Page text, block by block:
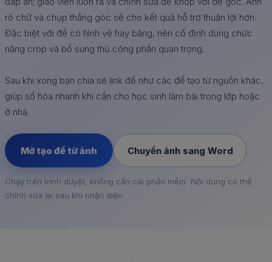
rõ chữ và chụp thẳng góc sẽ cho kết quả hỗ trợ thuận lợi hơn.
Đặc biệt với đề có hình vẽ hay bảng, nên cố định dùng chức
năng crop và bổ sung thủ công phần quan trọng.
Sau khi xong bạn chia sẻ link đề như các đề tạo từ nguồn khác,
giúp số hóa nhanh khi cần cho học sinh làm bài trong lớp hoặc
ở nhà.
Mở tạo đề từ ảnh Chuyển ảnh sang Word
Chạy trên trình duyệt, không cần cài phần mềm. Nội dung có thể
chỉnh sửa lại sau khi nhận diện.